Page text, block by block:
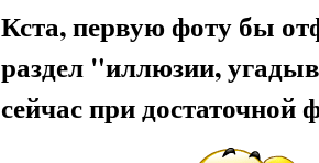
Кста, первую фоту бы
раздел "иллюзии,
сейчас при